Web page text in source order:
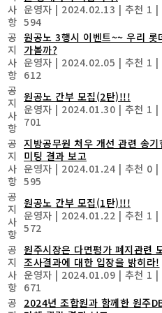
사
항
운영자 | 2024.02.13 | 추천 1 |
594
공
지
사
항
원공노 3행시 이벤트~~ 우리 롯
가볼까?
운영자 | 2024.02.05 | 추천 1 |
612
공
지
사
항
원공노 간부 모집(2탄)!!!
운영자 | 2024.01.30 | 추천 1 |
701
공
지
사
항
지방공무원 처우 개선 관련 송기
미팅 결과 보고
운영자 | 2024.01.24 | 추천 0 |
595
공
지
사
항
원공노 간부 모집(1탄)!!!
운영자 | 2024.01.22 | 추천 1 |
572
공
지
사
항
원주시장은 다면평가 폐지관련
조사결과에 대한 입장을 밝히라!
운영자 | 2024.01.09 | 추천 1 |
671
공 2024년 조합원과 함께한 원주